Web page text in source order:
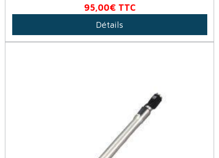
95,00€ TTC
Détails